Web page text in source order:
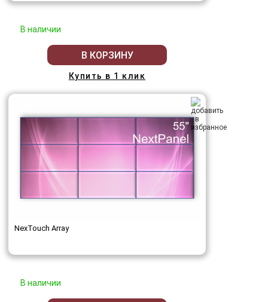
В наличии
В КОРЗИНУ
Купить в 1 клик
NexTouch Array
В наличии